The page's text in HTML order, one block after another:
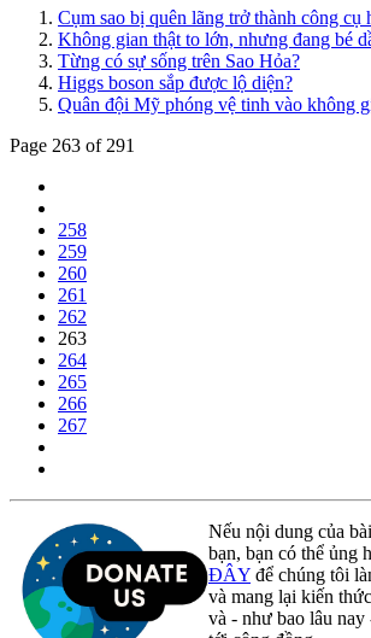
Cụm sao bị quên lãng trở thành công cụ
Không gian thật to lớn, nhưng đang bé
Từng có sự sống trên Sao Hỏa?
Higgs boson sắp được lộ diện?
Quân đội Mỹ phóng vệ tinh vào không
Page 263 of 291
258
259
260
261
262
263
264
265
266
267
Nếu nội dung của
bạn, bạn có thể ủng
ĐÂY để chúng tôi
và mang lại kiến
và - như bao lâu